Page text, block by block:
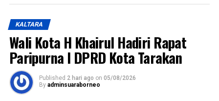
KALTARA
Wali Kota H Khairul Hadiri Rapat
Paripurna I DPRD Kota Tarakan
Published 2 hari ago on 05/08/2026
By adminsuaraborneo